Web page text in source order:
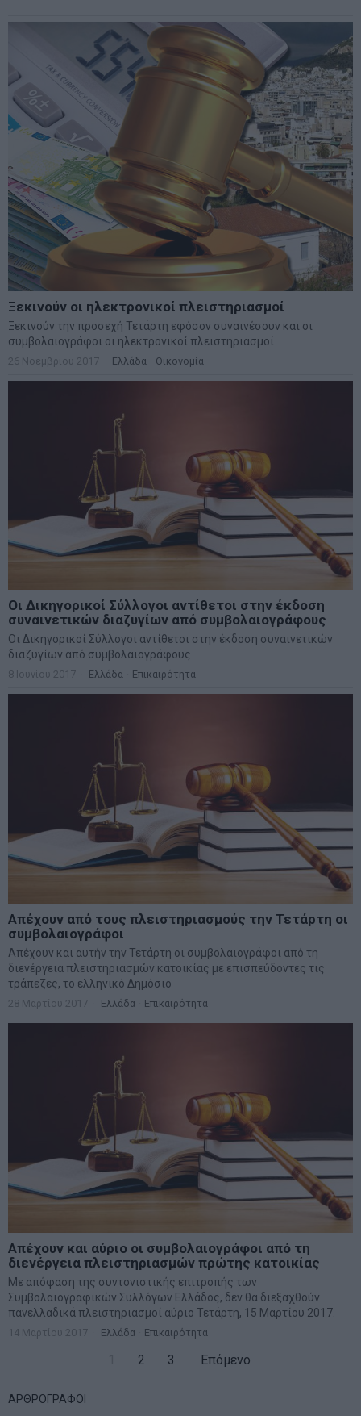
Ξεκινούν οι ηλεκτρονικοί πλειστηριασμοί
Ξεκινούν την προσεχή Τετάρτη εφόσον συναινέσουν και οι
συμβολαιογράφοι οι ηλεκτρονικοί πλειστηριασμοί
26 Νοεμβρίου 2017 Ελλάδα Οικονομία
Οι Δικηγορικοί Σύλλογοι αντίθετοι στην έκδοση
συναινετικών διαζυγίων από συμβολαιογράφους
Οι Δικηγορικοί Σύλλογοι αντίθετοι στην έκδοση συναινετικών
διαζυγίων από συμβολαιογράφους
8 Ιουνίου 2017 Ελλάδα Επικαιρότητα
Απέχουν από τους πλειστηριασμούς την Τετάρτη οι
συμβολαιογράφοι
Απέχουν και αυτήν την Τετάρτη οι συμβολαιογράφοι από τη
διενέργεια πλειστηριασμών κατοικίας με επισπεύδοντες τις
τράπεζες, το ελληνικό Δημόσιο
28 Μαρτίου 2017 Ελλάδα Επικαιρότητα
Απέχουν και αύριο οι συμβολαιογράφοι από τη
διενέργεια πλειστηριασμών πρώτης κατοικίας
Με απόφαση της συντονιστικής επιτροπής των
Συμβολαιογραφικών Συλλόγων Ελλάδος, δεν θα διεξαχθούν
πανελλαδικά πλειστηριασμοί αύριο Τετάρτη, 15 Μαρτίου 2017.
14 Μαρτίου 2017 Ελλάδα Επικαιρότητα
2 3 Επόμενο
ΑΡΘΡΟΓΡΑΦΟΙ